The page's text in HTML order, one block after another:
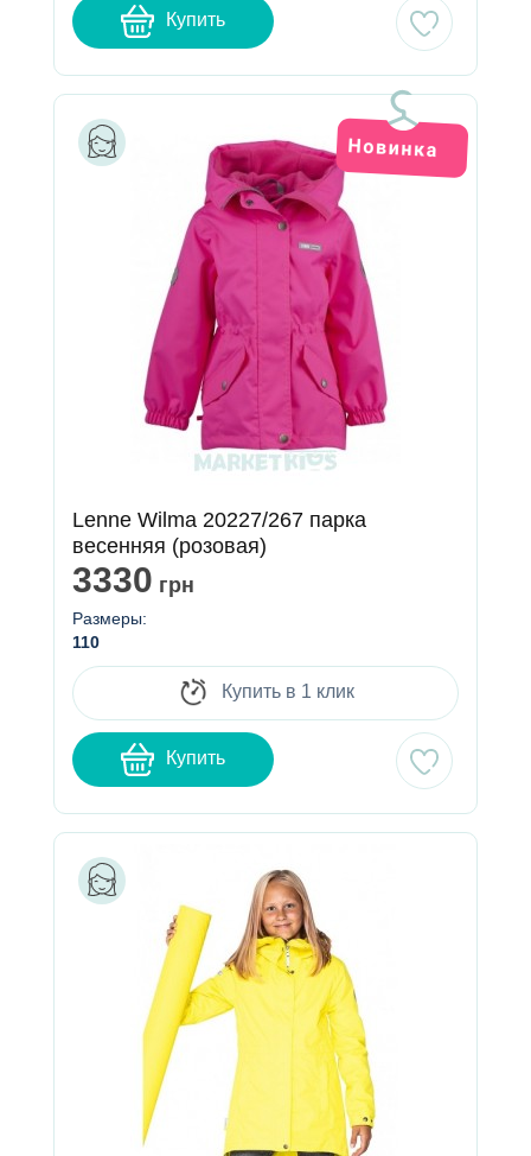
Купить
Lenne Wilma 20227/267 парка
весенняя (розовая)
3330 грн
Размеры:
110
Купить в 1 клик
Купить